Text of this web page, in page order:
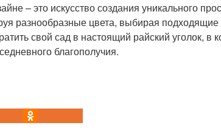
– это искусство создания уникального
разнообразные цвета, выбирая подходящие
свой сад в настоящий райский уголок, в
благополучия.